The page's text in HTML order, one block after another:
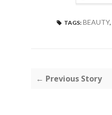
TAGS: BEAUTY,
← Previous Story